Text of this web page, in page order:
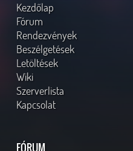
Kezdőlap
Fórum
Rendezvények
Beszélgetések
Letöltések
Wiki
Szerverlista
Kapcsolat
FÓRUM